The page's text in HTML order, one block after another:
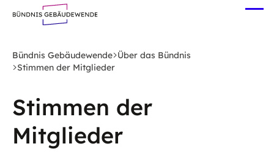
Hauptinhalt
Bündnis Gebäudewende Über das Bündnis
Stimmen der Mitglieder
Stimmen der
Mitglieder